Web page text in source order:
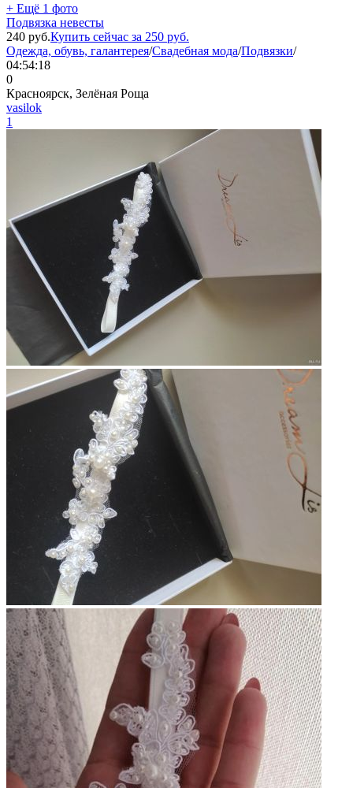
+ Ещё 1 фото
Подвязка невесты
240 руб.Купить сейчас за 250 руб.
Одежда, обувь, галантерея/Свадебная мода/Подвязки/
04:54:18
0
Красноярск, Зелёная Роща
vasilok
1